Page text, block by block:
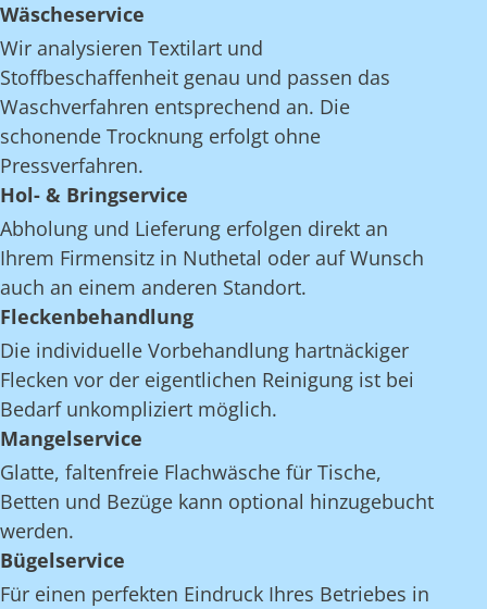
Wäscheservice
Wir analysieren Textilart und
Stoffbeschaffenheit genau und passen das
Waschverfahren entsprechend an. Die
schonende Trocknung erfolgt ohne
Pressverfahren.
Hol- & Bringservice
Abholung und Lieferung erfolgen direkt an
Ihrem Firmensitz in Nuthetal oder auf Wunsch
auch an einem anderen Standort.
Fleckenbehandlung
Die individuelle Vorbehandlung hartnäckiger
Flecken vor der eigentlichen Reinigung ist bei
Bedarf unkompliziert möglich.
Mangelservice
Glatte, faltenfreie Flachwäsche für Tische,
Betten und Bezüge kann optional hinzugebucht
werden.
Bügelservice
Für einen perfekten Eindruck Ihres Betriebes in